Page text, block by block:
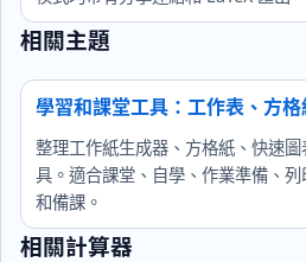
相關主題
學習和課堂工具：工作表、方格
整理工作紙生成器、方格紙、快速
具。適合課堂、自學、作業準備、
和備課。
相關計算器